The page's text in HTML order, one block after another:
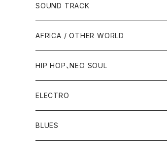
SOUND TRACK
AFRICA / OTHER WORLD
HIP HOP、NEO SOUL
ELECTRO
BLUES